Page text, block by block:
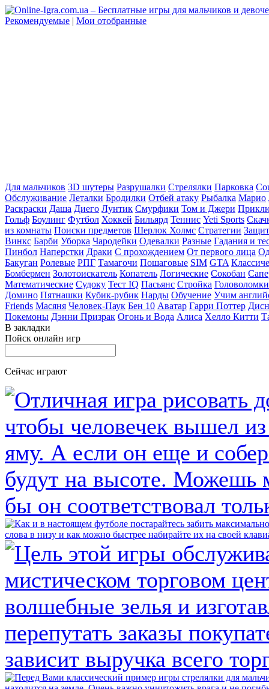
Рекомендуемые | Мои отобранные
Для мальчиков 3D шутеры Разрушалки Стрелялки Парковка
Обслуживание Леталки Бродилки Отбей атаку Рыбалка Марио
Раскраски Даша Диего Лунтик Смурфики Том и Джери
Гольф Боулинг Футбол Хоккей Бильярд Теннис Yeti Sports
из комнаты Поиски предметов Шерлок Холмс Стратегии
Винкс Барби Уборка Чародейки Одевалки Разные Гадания и
Пинбол Наперстки Драки С прохождением От первого лица
Бакуган Ролевые РПГ Тамагочи Пошаговые SIM GTA
Бомбермен Золотоискатель Копатель Логические Сокобан
Математические Судоку Тест IQ Пасьянс Стройка Головоломки
Домино Пятнашки Кубик-рубик Нарды Обучение Учим
Friends Масяня Человек-Паук Бен 10 Аватар Гарри Поттер
Покемоны Дэнни Призрак Огонь и Вода Алиса Хелло Китти
В закладки
Пойск онлайн игр
Сейчас играют